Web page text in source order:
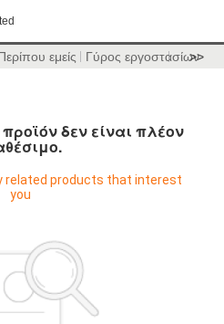
εμείς Γύρος εργοστασίων
>>
δεν είναι πλέον
related products that interest
you